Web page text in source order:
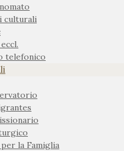
culturali
telefonico
la Famiglia